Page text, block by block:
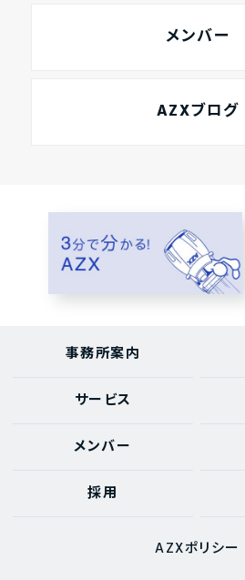
メンバー
AZXブログ
事務所案内
サービス
メンバー
採用
AZXポリシー